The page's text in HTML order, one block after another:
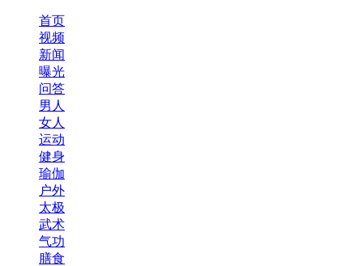
首页
视频
新闻
曝光
问答
男人
女人
运动
健身
瑜伽
户外
太极
武术
气功
膳食